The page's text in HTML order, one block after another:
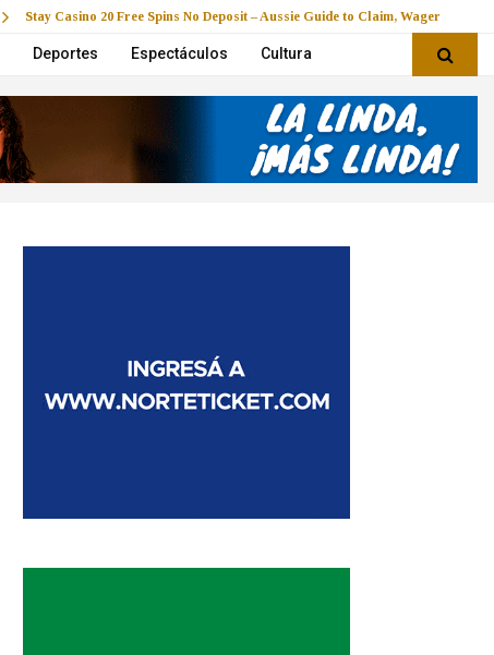
Stay Casino 20 Free Spins No Deposit – Aussie Guide to Claim, Wager & Play
Deportes Espectáculos Cultura